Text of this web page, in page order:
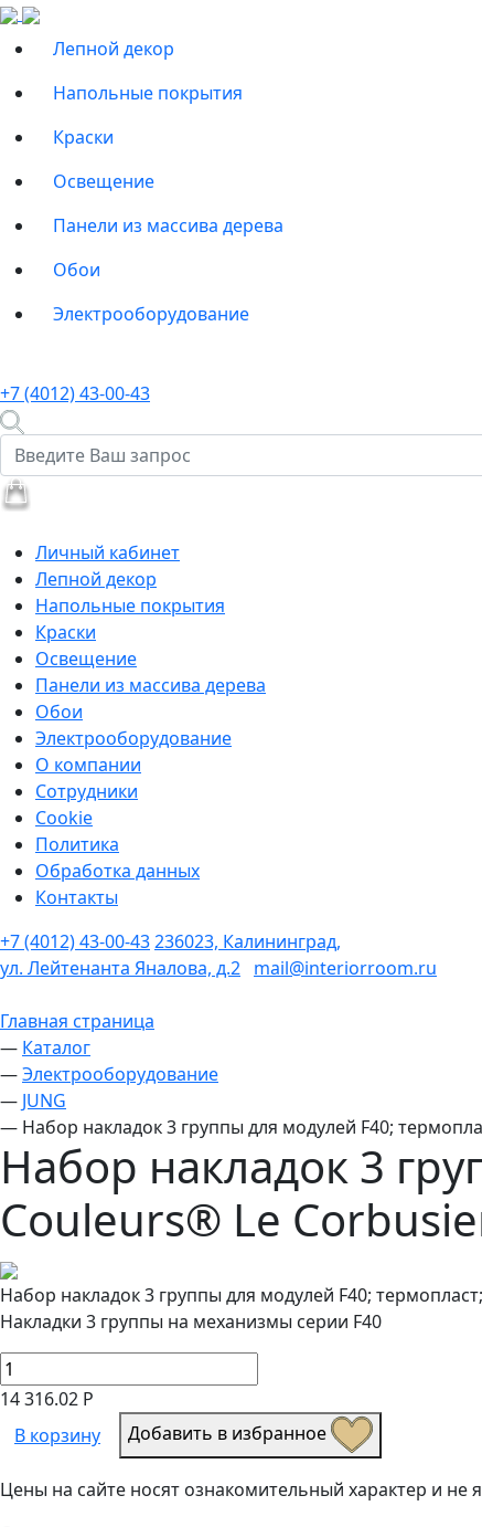
Лепной декор
Напольные покрытия
Краски
Освещение
Панели из массива дерева
Обои
Электрооборудование
+7 (4012) 43-00-43
Личный кабинет
Лепной декор
Напольные покрытия
Краски
Освещение
Панели из массива дерева
Обои
Электрооборудование
О компании
Сотрудники
Cookie
Политика
Обработка данных
Контакты
+7 (4012) 43-00-43236023, Калининград,
ул. Лейтенанта Яналова, д.2 mail@interiorroom.ru
Главная страница
— Каталог
—Электрооборудование
— JUNG
— Набор накладок 3 группы для модулей F40;
Набор накладок 3
Couleurs® Le
Набор накладок 3 группы для модулей F40;
Накладки 3 группы на механизмы серии F40
14 316.02 Р
В корзину
Добавить в избранное
Цены на сайте носят ознакомительный характер и